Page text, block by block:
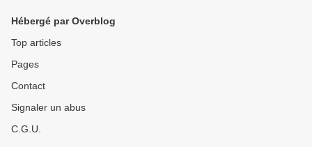
Hébergé par Overblog
Top articles
Pages
Contact
Signaler un abus
C.G.U.